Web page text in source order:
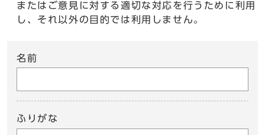
またはご意見に対する適切な対応を行うために利用
し、それ以外の目的では利用しません。
名前
ふりがな